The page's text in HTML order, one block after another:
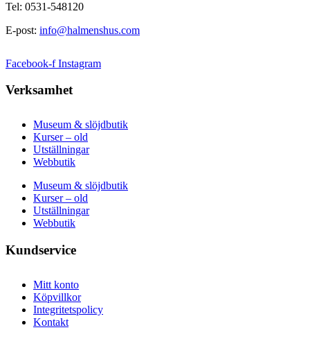
Tel: 0531-548120
E-post: info@halmenshus.com
Facebook-f Instagram
Verksamhet
Museum & slöjdbutik
Kurser – old
Utställningar
Webbutik
Museum & slöjdbutik
Kurser – old
Utställningar
Webbutik
Kundservice
Mitt konto
Köpvillkor
Integritetspolicy
Kontakt